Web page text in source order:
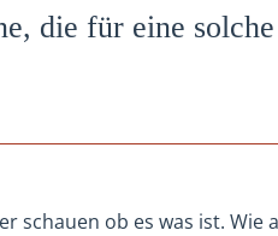
die für eine
schauen ob es was ist. Wie